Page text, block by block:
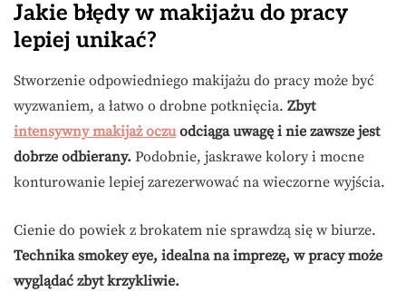
Jakie błędy w makijażu do pracy
lepiej unikać?
Stworzenie odpowiedniego makijażu do pracy może być
wyzwaniem, a łatwo o drobne potknięcia. Zbyt
intensywny makijaż oczuodciąga uwagę i nie zawsze jest
dobrze odbierany. Podobnie, jaskrawe kolory i mocne
konturowanie lepiej zarezerwować na wieczorne wyjścia.
Cienie do powiek z brokatem nie sprawdzą się w biurze.
Technika smokey eye, idealna na imprezę, w pracy może
wyglądać zbyt krzykliwie.